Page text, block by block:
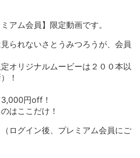
アム会員】限定動画です。
られないさとうみつろうが、会員
定オリジナルムービーは２００本以
！
円off！
はここだけ！
ログイン後、プレミアム会員にご